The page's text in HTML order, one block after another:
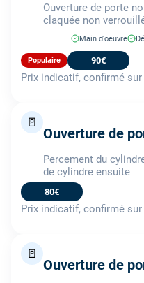
Ouverture de porte
claquée non
Main d'oeuvre
Populaire 90€
Prix indicatif, confirmé
🚪
Ouverture de
Percement du
de cylindre ensuite
80€
Prix indicatif, confirmé
🚪
Ouverture de